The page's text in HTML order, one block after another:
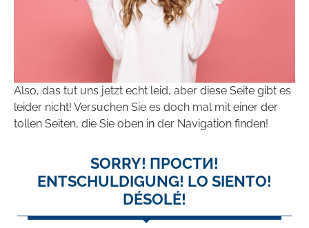
Also, das tut uns jetzt echt leid, aber diese Seite gibt es
leider nicht! Versuchen Sie es doch mal mit einer der
tollen Seiten, die Sie oben in der Navigation finden!
SORRY! ПРОСТИ!
ENTSCHULDIGUNG! LO SIENTO!
DÉSOLÉ!